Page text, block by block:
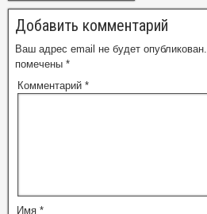
Добавить комментарий
Ваш адрес email не будет опубликован.
помечены *
Комментарий *
Имя *